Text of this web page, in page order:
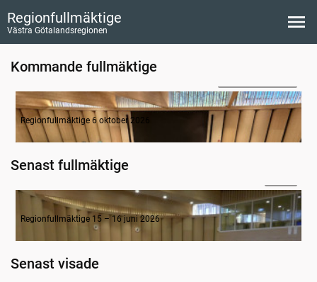
Regionfullmäktige
Västra Götalandsregionen
Kommande fullmäktige
Direktsändning
Regionfullmäktige 6 oktober 2026
Senast fullmäktige
6-13. Övriga beslutsärenden, motioner och valärenden
Regionfullmäktige 15 – 16 juni 2026
Senast visade